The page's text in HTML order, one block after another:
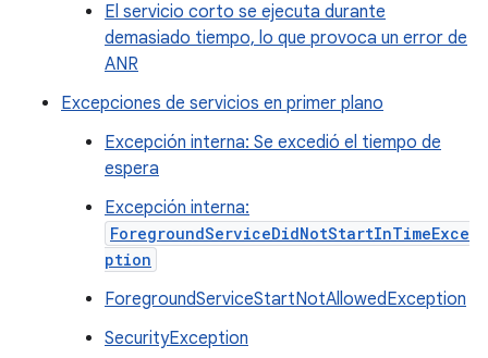
El servicio corto se ejecuta durante
demasiado tiempo, lo que provoca un error de
ANR
Excepciones de servicios en primer plano
Excepción interna: Se excedió el tiempo de
espera
Excepción interna:
ForegroundServiceDidNotStartInTimeExce
ption
ForegroundServiceStartNotAllowedException
SecurityException